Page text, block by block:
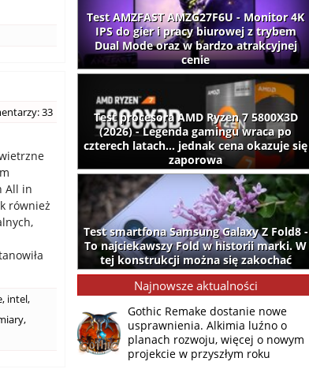
33
All in
również
, intel,
,
Test AMZFAST AMZG27F6U - Monitor 4K
IPS do gier i pracy biurowej z trybem
Dual Mode oraz w bardzo atrakcyjnej
cenie
Test procesora AMD Ryzen 7 5800X3D
(2026) - Legenda gamingu wraca po
czterech latach... jednak cena okazuje się
zaporowa
Test smartfona Samsung Galaxy Z Fold8 -
To najciekawszy Fold w historii marki. W
tej konstrukcji można się zakochać
Najnowsze aktualności
Gothic Remake dostanie nowe
usprawnienia. Alkimia luźno o
planach rozwoju, więcej o nowym
projekcie w przyszłym roku